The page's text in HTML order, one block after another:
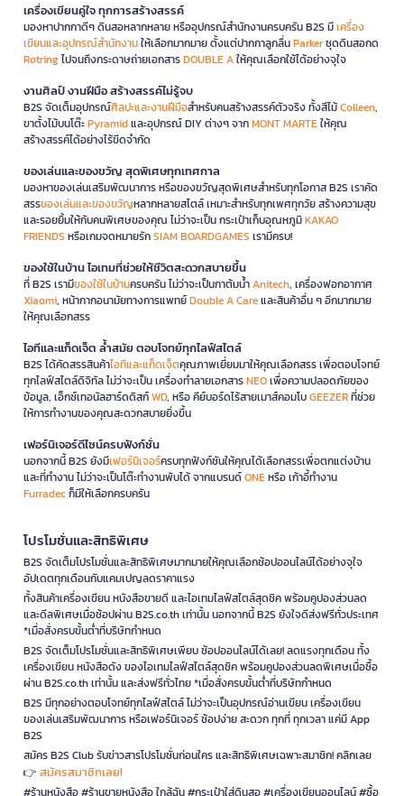
เครื่องเขียนคู่ใจ ทุกการสร้างสรรค์
มองหาปากกาดีๆ ดินสอหลากหลาย หรืออุปกรณ์สำนักงานครบครัน B2S มีเครื่อง
เขียนและอุปกรณ์สำนักงานให้เลือกมากมาย ตั้งแต่ปากกาลูกลื่นParkerชุดดินสอกด
Rotringไปจนถึงกระดาษถ่ายเอกสารDOUBLE Aให้คุณเลือกใช้ได้อย่างจุใจ
งานศิลป์ งานฝีมือ สร้างสรรค์ไม่รู้จบ
B2S จัดเต็มอุปกรณ์ศิลปะและงานฝีมือสำหรับคนสร้างสรรค์ตัวจริง ทั้งสีไม้Colleen,
ขาตั้งไม้บนโต๊ะPyramidและอุปกรณ์ DIY ต่างๆ จากMONT MARTEให้คุณ
สร้างสรรค์ได้อย่างไร้ขีดจำกัด
ของเล่นและของขวัญ สุดพิเศษทุกเทศกาล
มองหาของเล่นเสริมพัฒนาการ หรือของขวัญสุดพิเศษสำหรับทุกโอกาส B2S เราคัด
สรรของเล่นและของขวัญหลากหลายสไตล์ เหมาะสำหรับทุกเพศทุกวัย สร้างความสุข
และรอยยิ้มให้กับคนพิเศษของคุณ ไม่ว่าจะเป็น กระเป๋าเก็บอุณหภูมิKAKAO
FRIENDS หรือเกมจดหมายรักSIAM BOARDGAMES เรามีครบ!
ของใช้ในบ้าน ไอเทมที่ช่วยให้ชีวิตสะดวกสบายขึ้น
ที่ B2S เรามีของใช้ในบ้านครบครัน ไม่ว่าจะเป็นกาต้มน้ำAnitech, เครื่องฟอกอากาศ
Xiaomi, หน้ากากอนามัยทางการแพทย์Double A Careและสินค้าอื่น ๆ อีกมากมาย
ให้คุณเลือกสรร
ไอทีและแก็ดเจ็ต ล้ำสมัย ตอบโจทย์ทุกไลฟ์สไตล์
B2S ได้คัดสรรสินค้าไอทีและแก็ดเจ็ตคุณภาพเยี่ยมมาให้คุณเลือกสรร เพื่อตอบโจทย์
ทุกไลฟ์สไตล์ดิจิทัล ไม่ว่าจะเป็น เครื่องทำลายเอกสารNEOเพื่อความปลอดภัยของ
ข้อมูล, เอ็กซ์เทอนัลฮาร์ดดิสก์WD, หรือ คีย์บอร์ดไร้สายเมาส์คอมโบGEEZERที่ช่วย
ให้การทำงานของคุณสะดวกสบายยิ่งขึ้น
เฟอร์นิเจอร์ดีไซน์ครบฟังก์ชั่น
นอกจากนี้ B2S ยังมีเฟอร์นิเจอร์ครบทุกฟังก์ชันให้คุณได้เลือกสรรเพื่อตกแต่งบ้าน
และที่ทำงาน ไม่ว่าจะเป็นโต๊ะทำงานพับได้ จากแบรนด์ONEหรือ เก้าอี้ทำงาน
Furradecก็มีให้เลือกครบครัน
โปรโมชั่นและสิทธิพิเศษ
B2S จัดเต็มโปรโมชั่นและสิทธิพิเศษมากมายให้คุณเลือกช้อปออนไลน์ได้อย่างจุใจ
อัปเดตทุกเดือนกับแคมเปญลดราคาแรง
ทั้งสินค้าเครื่องเขียน หนังสือขายดี และไอเทมไลฟ์สไตล์สุดชิค พร้อมคูปองส่วนลด
และดีลพิเศษเมื่อช้อปผ่าน B2S.co.th เท่านั้น นอกจากนี้ B2S ยังใจดีส่งฟรีทั่วประเทศ
*เมื่อสั่งครบขั้นต่ำที่บริษัทกำหนด
B2S จัดเต็มโปรโมชั่นและสิทธิพิเศษเพียบ ช้อปออนไลน์ได้เลย! ลดแรงทุกเดือน ทั้ง
เครื่องเขียน หนังสือดัง ของไอเทมไลฟ์สไตล์สุดชิค พร้อมคูปองส่วนลดพิเศษเมื่อซื้อ
ผ่าน B2S.co.th เท่านั้น และส่งฟรีทั่วไทย *เมื่อสั่งครบขั้นต่ำที่บริษัทกำหนด
B2S มีทุกอย่างตอบโจทย์ทุกไลฟ์สไตล์ ไม่ว่าจะเป็นอุปกรณ์อ่านเขียน เครื่องเขียน
ของเล่นเสริมพัฒนาการ หรือเฟอร์นิเจอร์ ช้อปง่าย สะดวก ทุกที่ ทุกเวลา แค่มี App
B2S
สมัคร B2S Club รับข่าวสารโปรโมชั่นก่อนใคร และสิทธิพิเศษเฉพาะสมาชิก! คลิกเลย
👉 สมัครสมาชิกเลย!
#ร้านหนังสือ #ร้านขายหนังสือ ใกล้ฉัน #กระเป๋าใส่ดินสอ #เครื่องเขียนออนไลน์ #ซื้อ